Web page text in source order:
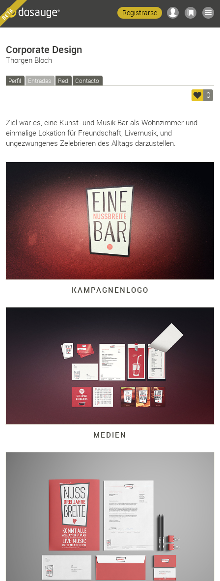
Registrarse
Corporate Design
Thorgen Bloch
Perfil Entradas Red Contacto
0
Ziel war es, eine Kunst- und Musik-Bar als Wohnzimmer und
einmalige Lokation für Freundschaft, Livemusik, und
ungezwungenes Zelebrieren des Alltags darzustellen.
KAMPAGNENLOGO
MEDIEN